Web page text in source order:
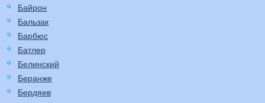
Байрон
Бальзак
Барбюс
Батлер
Белинский
Беранже
Бердяев